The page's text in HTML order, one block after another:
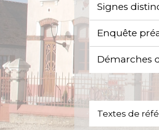
Signes
Enquête
Démarches
Textes de